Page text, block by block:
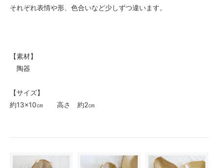
それぞれ表情や形、色合いなど少しずつ違います。
【素材】
陶器
【サイズ】
約13×10㎝ 高さ 約2㎝